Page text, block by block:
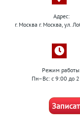
Адрес:
г. Москва г. Москва, ул.
Режим
Пн–Вс: с 9:00 до